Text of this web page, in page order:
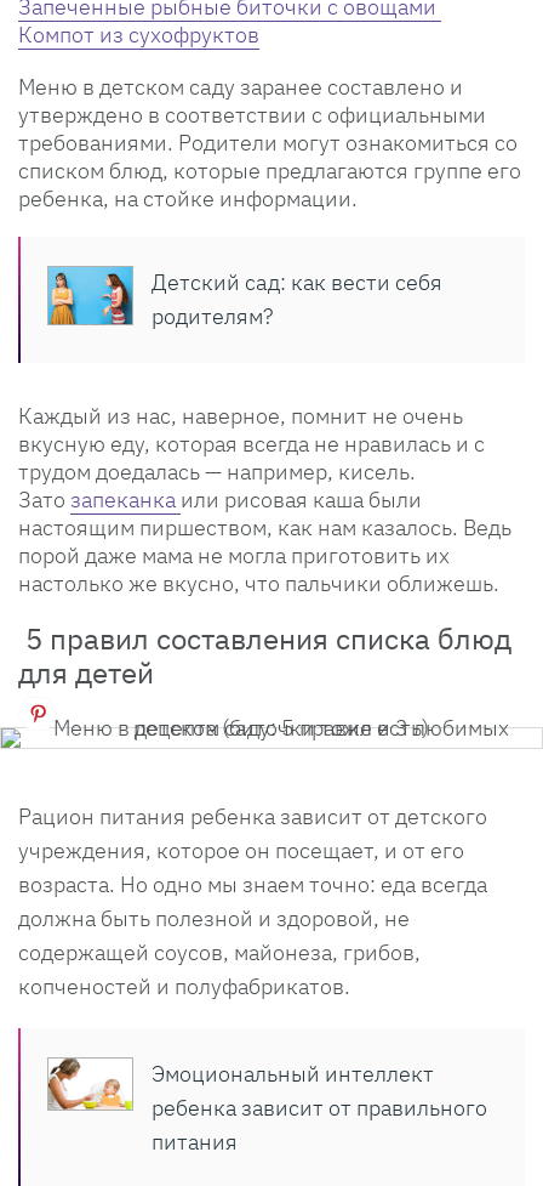
Запеченные рыбные биточки с овощами
Компот из сухофруктов
Меню в детском саду заранее составлено и
утверждено в соответствии с официальными
требованиями. Родители могут ознакомиться со
списком блюд, которые предлагаются группе его
ребенка, на стойке информации.
Детский сад: как вести себя
родителям?
Каждый из нас, наверное, помнит не очень
вкусную еду, которая всегда не нравилась и с
трудом доедалась — например, кисель.
Зато запеканка или рисовая каша были
настоящим пиршеством, как нам казалось. Ведь
порой даже мама не могла приготовить их
настолько же вкусно, что пальчики оближешь.
5 правил составления списка блюд
для детей
Рацион питания ребенка зависит от детского
учреждения, которое он посещает, и от его
возраста. Но одно мы знаем точно: еда всегда
должна быть полезной и здоровой, не
содержащей соусов, майонеза, грибов,
копченостей и полуфабрикатов.
Эмоциональный интеллект
ребенка зависит от правильного
питания